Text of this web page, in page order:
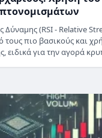
Δύναμης (RSI - Relative
τους πιο βασικούς και
ειδικά για την αγορά